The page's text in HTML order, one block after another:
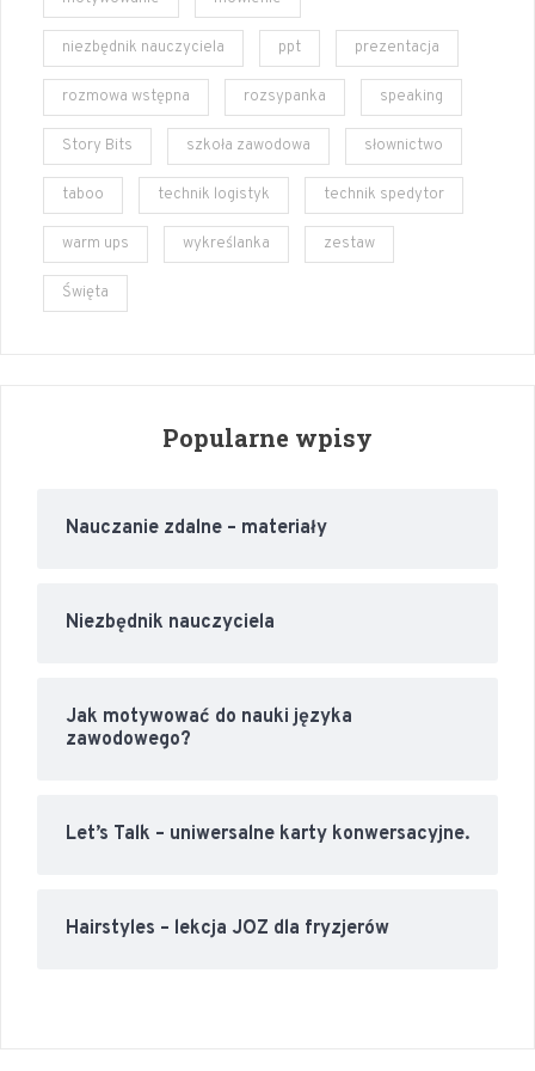
niezbędnik nauczyciela ppt prezentacja
rozmowa wstępna rozsypanka speaking
Story Bits szkoła zawodowa słownictwo
taboo technik logistyk technik spedytor
warm ups wykreślanka zestaw
Święta
Popularne wpisy
Nauczanie zdalne – materiały
Niezbędnik nauczyciela
Jak motywować do nauki języka
zawodowego?
Let’s Talk – uniwersalne karty konwersacyjne.
Hairstyles – lekcja JOZ dla fryzjerów